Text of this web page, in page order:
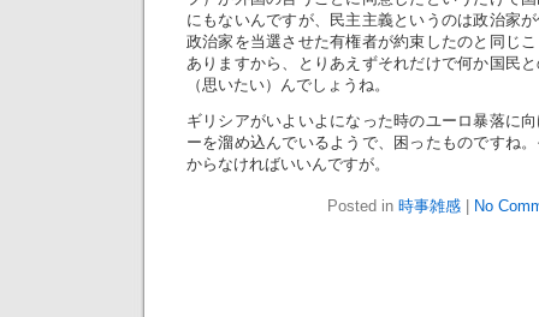
にもないんですが、民主主義というのは政治家
政治家を当選させた有権者が約束したのと同じ
ありますから、とりあえずそれだけで何か国民
（思いたい）んでしょうね。
ギリシアがいよいよになった時のユーロ暴落に
ーを溜め込んでいるようで、困ったものですね
からなければいいんですが。
Posted in 時事雑感 No